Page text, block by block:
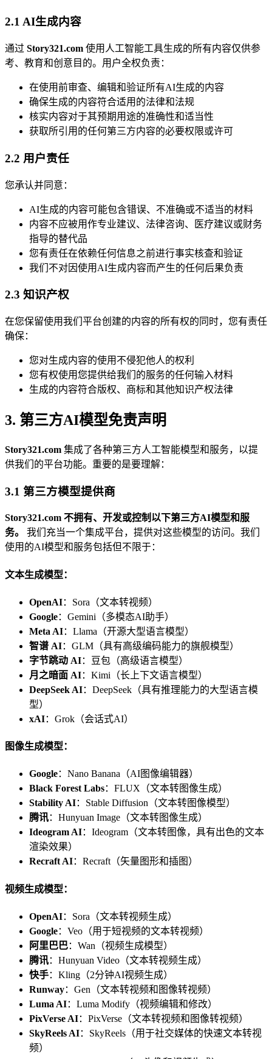
2.1 AI生成内容
通过 Story321.com 使用人工智能工具生成的所有内容仅供参
考、教育和创意目的。用户全权负责：
在使用前审查、编辑和验证所有AI生成的内容
确保生成的内容符合适用的法律和法规
核实内容对于其预期用途的准确性和适当性
获取所引用的任何第三方内容的必要权限或许可
2.2 用户责任
您承认并同意：
AI生成的内容可能包含错误、不准确或不适当的材料
内容不应被用作专业建议、法律咨询、医疗建议或财务
指导的替代品
您有责任在依赖任何信息之前进行事实核查和验证
我们不对因使用AI生成内容而产生的任何后果负责
2.3 知识产权
在您保留使用我们平台创建的内容的所有权的同时，您有责任
确保：
您对生成内容的使用不侵犯他人的权利
您有权使用您提供给我们的服务的任何输入材料
生成的内容符合版权、商标和其他知识产权法律
3. 第三方AI模型免责声明
Story321.com 集成了各种第三方人工智能模型和服务，以提
供我们的平台功能。重要的是要理解：
3.1 第三方模型提供商
Story321.com 不拥有、开发或控制以下第三方AI模型和服
务。
我们充当一个集成平台，提供对这些模型的访问。我们
使用的AI模型和服务包括但不限于：
文本生成模型：
OpenAI：Sora（文本转视频）
Google：Gemini（多模态AI助手）
Meta AI：Llama（开源大型语言模型）
智谱 AI：GLM（具有高级编码能力的旗舰模型）
字节跳动 AI：豆包（高级语言模型）
月之暗面 AI：Kimi（长上下文语言模型）
DeepSeek AI：DeepSeek（具有推理能力的大型语言模
型）
xAI：Grok（会话式AI）
图像生成模型：
Google：Nano Banana（AI图像编辑器）
Black Forest Labs：FLUX（文本转图像生成）
Stability AI：Stable Diffusion（文本转图像模型）
腾讯：Hunyuan Image（文本转图像生成）
Ideogram AI：Ideogram（文本转图像，具有出色的文本
渲染效果）
Recraft AI：Recraft（矢量图形和插图）
视频生成模型：
OpenAI：Sora（文本转视频生成）
Google：Veo（用于短视频的文本转视频）
阿里巴巴：Wan（视频生成模型）
腾讯：Hunyuan Video（文本转视频生成）
快手：Kling（2分钟AI视频生成）
Runway：Gen（文本转视频和图像转视频）
Luma AI：Luma Modify（视频编辑和修改）
PixVerse AI：PixVerse（文本转视频和图像转视频）
SkyReels AI：SkyReels（用于社交媒体的快速文本转视
频）